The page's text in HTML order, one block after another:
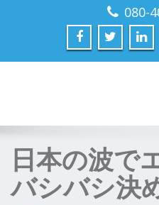
080-
日本の波で
バシバシ決